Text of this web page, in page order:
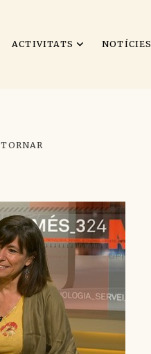
ACTIVITATS NOTÍCIES
TORNAR